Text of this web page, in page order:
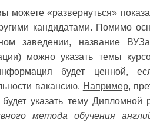
можете «развернуться»
кандидатами. Помимо
заведении, название
можно указать темы
будет ценной,
вакансию. Например,
указать тему Дипломной
метода обучения